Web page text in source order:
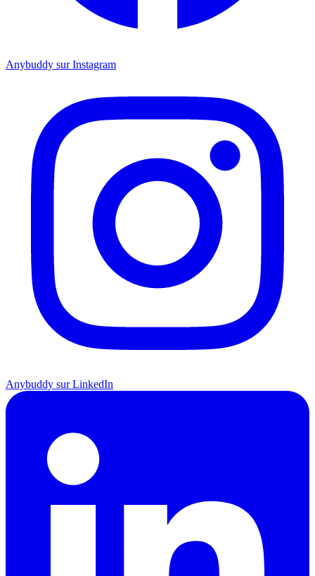
Anybuddy sur Instagram
Anybuddy sur LinkedIn